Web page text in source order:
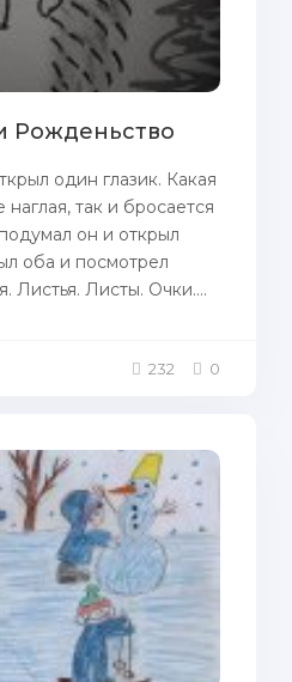
Рожденьство
один глазик. Какая
так и бросается
он и открыл
оба и посмотрел
Листья. Листы. Очки....
232 0